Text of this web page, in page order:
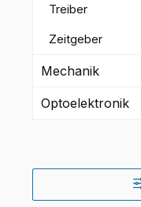
Treiber
Zeitgeber
Mechanik
Optoelektronik